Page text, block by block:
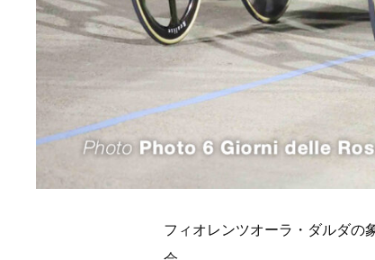
フィオレンツオーラ・ダルダの